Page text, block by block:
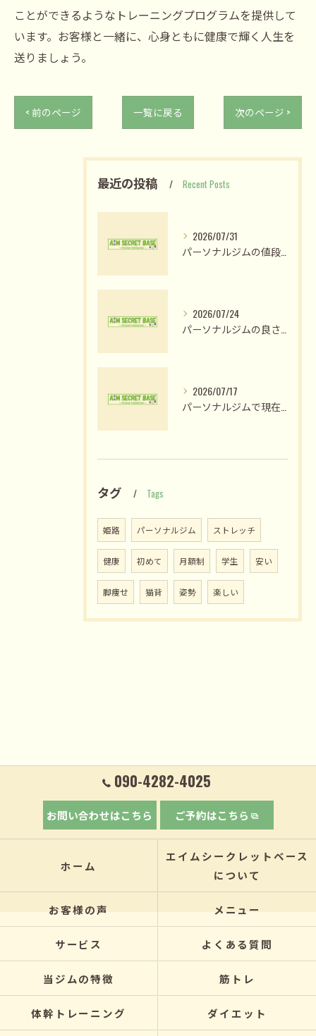
ことができるようなトレーニングプログラムを提供して
います。お客様と一緒に、心身ともに健康で輝く人生を
送りましょう。
< 前のページ 一覧に戻る 次のページ >
最近の投稿 Recent Posts
2026/07/31
2026/07/24
2026/07/17
タグ Tags
姫路 パーソナルジム ストレッチ
健康 初めて 月額制 学生 安い
脚痩せ 猫背 姿勢 楽しい
090-4282-4025
お問い合わせはこちら ご予約はこちら
ホーム
エイムシークレットベース
について
お客様の声 メニュー
サービス よくある質問
当ジムの特徴 筋トレ
体幹トレーニング ダイエット